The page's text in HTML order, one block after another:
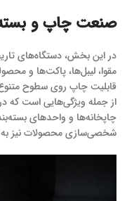
صنعت چاپ و
در این بخش، دستگاه‌های
مقوا، لیبل‌ها، پاکت‌ها و
قابلیت چاپ روی سطوح
از جمله ویژگی‌هایی است که
چاپخانه‌ها و واحدهای
شخصی‌سازی محصولات نیز به